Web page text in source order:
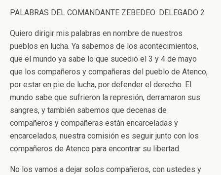
PALABRAS DEL COMANDANTE ZEBEDEO: DELEGADO 2
Quiero dirigir mis palabras en nombre de nuestros
pueblos en lucha. Ya sabemos de los acontecimientos,
que el mundo ya sabe lo que sucedió el 3 y 4 de mayo
que los compañeros y compañeras del pueblo de Atenco,
por estar en pie de lucha, por defender el derecho. El
mundo sabe que sufrieron la represión, derramaron sus
sangres, y también sabemos que decenas de
compañeros y compañeras están encarceladas y
encarcelados, nuestra comisión es seguir junto con los
compañeros de Atenco para encontrar su libertad.
No los vamos a dejar solos compañeros, con ustedes y